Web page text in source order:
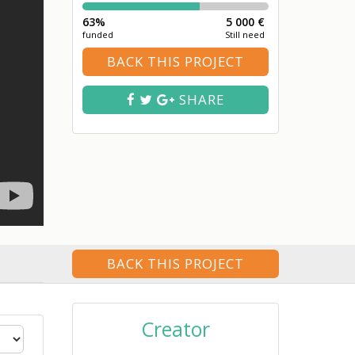
63%
funded
5 000 €
Still need
BACK THIS PROJECT
SHARE
BACK THIS PROJECT
Creator